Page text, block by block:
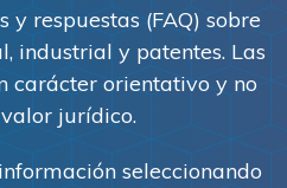
y respuestas (FAQ) sobre
industrial y patentes. Las
carácter orientativo y no
jurídico.
seleccionando